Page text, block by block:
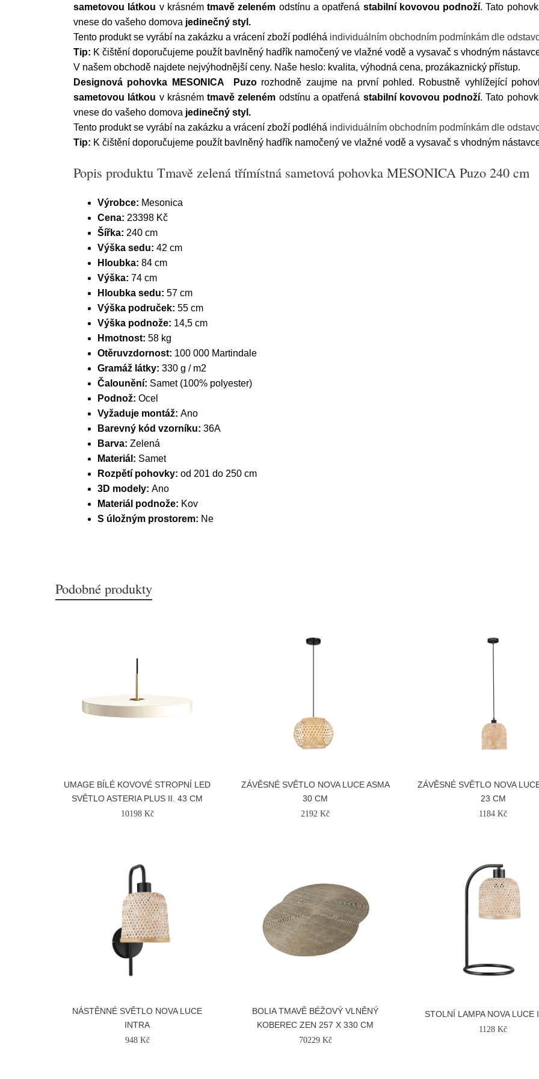
sametovou látkou v krásnémtmavě zeleném odstínu a opatřená stabilní kovovou podnoží. Tato
vnese do vašeho domova jedinečný styl.
Tento produkt se vyrábí na zakázku a vrácení zboží podléhá individuálním obchodním podmínkám dle
Tip: K čištění doporučujeme použít bavlněný hadřík namočený ve vlažné vodě a vysavač s vhodným
V našem obchodě najdete nejvýhodnější ceny. Naše heslo: kvalita, výhodná cena, prozákaznický přístup.
Designová pohovka MESONICA
Puzo rozhodně zaujme na první pohled. Robustně vyhlížející
sametovou látkou v krásnémtmavě zeleném odstínu a opatřená stabilní kovovou podnoží. Tato
vnese do vašeho domova jedinečný styl.
Tento produkt se vyrábí na zakázku a vrácení zboží podléhá individuálním obchodním podmínkám dle
Tip: K čištění doporučujeme použít bavlněný hadřík namočený ve vlažné vodě a vysavač s vhodným
Popis produktu Tmavě zelená třímístná sametová pohovka MESONICA Puzo 240 cm
Výrobce: Mesonica
Cena: 23398 Kč
Šířka: 240 cm
Výška sedu: 42 cm
Hloubka: 84 cm
Výška: 74 cm
Hloubka sedu: 57 cm
Výška područek: 55 cm
Výška podnože: 14,5 cm
Hmotnost: 58 kg
Otěruvzdornost: 100 000 Martindale
Gramáž látky: 330 g / m2
Čalounění: Samet (100% polyester)
Podnož: Ocel
Vyžaduje montáž: Ano
Barevný kód vzorníku: 36A
Barva: Zelená
Materiál: Samet
Rozpětí pohovky: od 201 do 250 cm
3D modely: Ano
Materiál podnože: Kov
S úložným prostorem: Ne
Podobné produkty
UMAGE BÍLÉ KOVOVÉ STROPNÍ LED
SVĚTLO ASTERIA PLUS II. 43 CM
10198 Kč
ZÁVĚSNÉ SVĚTLO NOVA LUCE ASMA
30 CM
2192 Kč
ZÁVĚSNÉ SVĚTLO NOVA
23 CM
1184 Kč
NÁSTĚNNÉ SVĚTLO NOVA LUCE
INTRA
948 Kč
BOLIA TMAVĚ BÉŽOVÝ VLNĚNÝ
KOBEREC ZEN 257 X 330 CM
70229 Kč
STOLNÍ LAMPA NOVA LUCE
1128 Kč